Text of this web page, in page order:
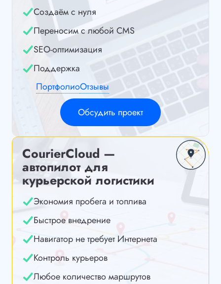
Создаём с нуля
Переносим с любой CMS
SEO-оптимизация
Поддержка
ПортфолиоОтзывы
Обсудить проект
CourierCloud —
автопилот для
курьерской логистики
Экономия пробега и топлива
Быстрое внедрение
Навигатор не требует Интернета
Контроль курьеров
Любое количество маршрутов